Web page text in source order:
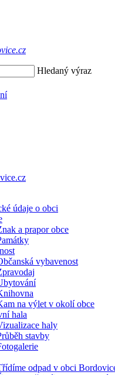
Hledaný výraz
údaje o obci
a prapor obce
vybavenost
na výlet v okolí obce
hala
haly
stavby
odpad v obci